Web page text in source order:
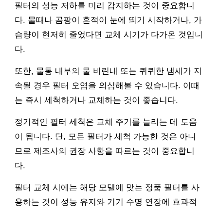
필터의 성능 저하를 미리 감지하는 것이 중요합니
다. 물때나 곰팡이 흔적이 눈에 띄기 시작하거나, 가
습량이 현저히 줄었다면 교체 시기가 다가온 것입니
다.
또한, 물통 내부의 물 비린내 또는 퀴퀴한 냄새가 지
속될 경우 필터 오염을 의심해볼 수 있습니다. 이때
는 즉시 세척하거나 교체하는 것이 좋습니다.
정기적인 필터 세척은 교체 주기를 늘리는 데 도움
이 됩니다. 단, 모든 필터가 세척 가능한 것은 아니
므로 제조사의 권장 사항을 따르는 것이 중요합니
다.
필터 교체 시에는 해당 모델에 맞는 정품 필터를 사
용하는 것이 성능 유지와 기기 수명 연장에 효과적